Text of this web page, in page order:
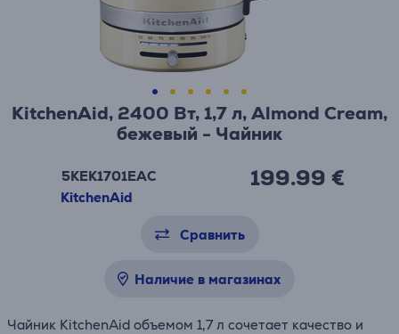
KitchenAid, 2400 Вт, 1,7 л, Almond Cream,
бежевый - Чайник
5KEK1701EAC
KitchenAid
199.99 €
Сравнить
Наличие в магазинах
Чайник KitchenAid объемом 1,7 л сочетает качество и